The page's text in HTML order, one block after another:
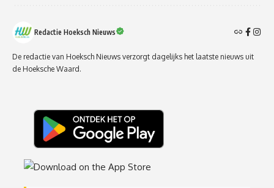
Redactie Hoeksch Nieuws
De redactie van Hoeksch Nieuws verzorgt dagelijks het laatste nieuws uit
de Hoeksche Waard.